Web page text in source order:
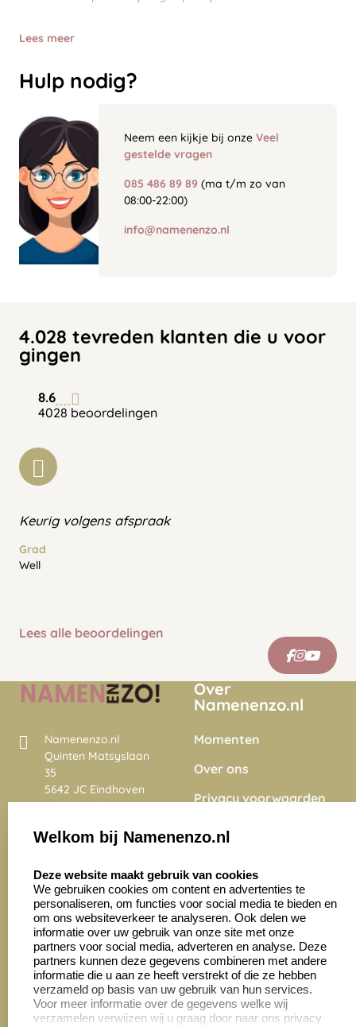
Lees meer
Hulp nodig?
Neem een kijkje bij onze Veel
gestelde vragen
085 486 89 89 (ma t/m zo van
08:00-22:00)
info@namenenzo.nl
4.028 tevreden klanten die u voor
gingen
8.6
4028 beoordelingen
Keurig volgens afspraak
Grad
Well
Lees alle beoordelingen
Namenenzo.nl
Quinten Matsyslaan
35
5642 JC Eindhoven
Nederland
4028 beoordelingen
Over
Namenenzo.nl
Momenten
Over ons
Privacy voorwaarden
Onze vacatures
Zakelijk:
Aanvraag op maat
Cadeaubonnen
Klantenservice:
Contact opnemen
Veelgestelde vragen
Retourneren
Welkom bij Namenenzo.nl
Deze website maakt gebruik van cookies
We gebruiken cookies om content en advertenties te
personaliseren, om functies voor social media te bieden en
om ons websiteverkeer te analyseren. Ook delen we
informatie over uw gebruik van onze site met onze
partners voor social media, adverteren en analyse. Deze
partners kunnen deze gegevens combineren met andere
informatie die u aan ze heeft verstrekt of die ze hebben
verzameld op basis van uw gebruik van hun services.
Voor meer informatie over de gegevens welke wij
verzamelen verwijzen wij u graag door naar ons privacy